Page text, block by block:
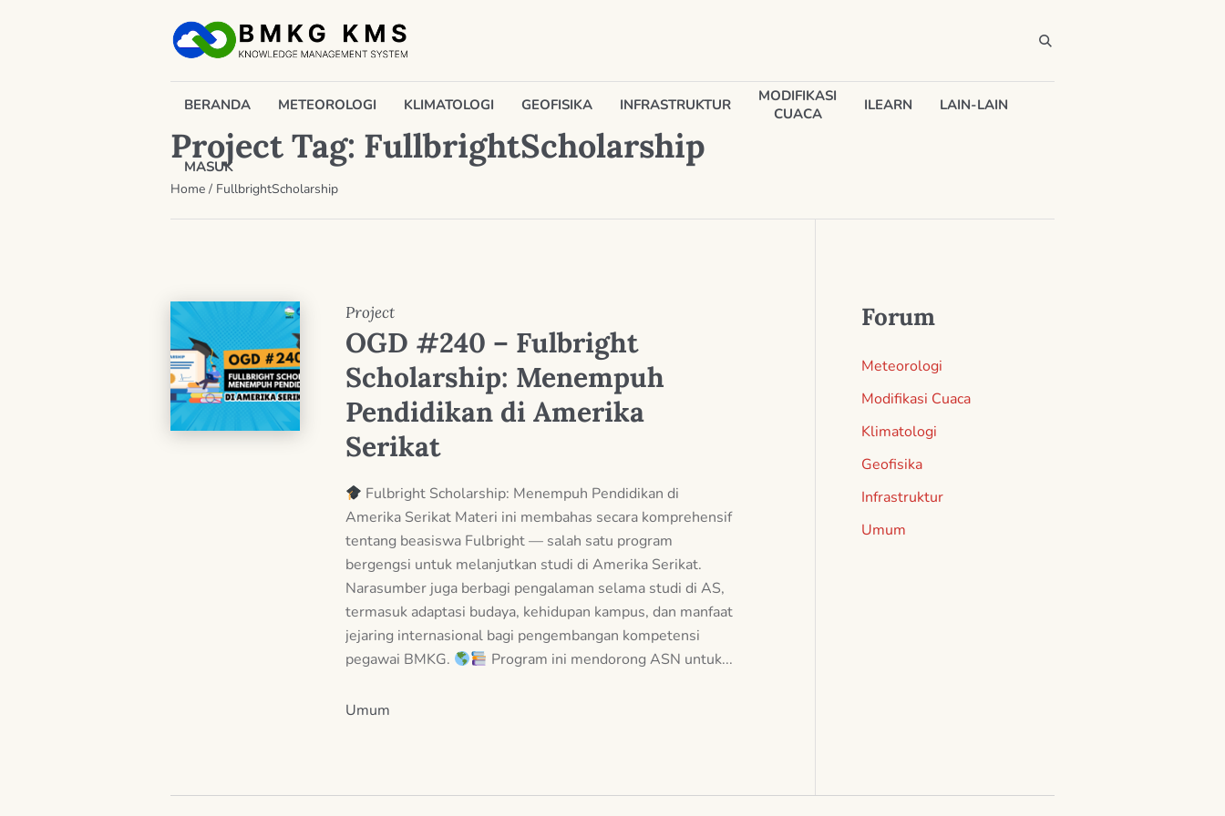
BERANDA METEOROLOGI KLIMATOLOGI GEOFISIKA INFRASTRUKTUR
MODIFIKASI
CUACA
ILEARN LAIN-LAIN
MASUK
Project Tag: FullbrightScholarship
Home / FullbrightScholarship
Project
OGD #240 – Fulbright
Scholarship: Menempuh
Pendidikan di Amerika
Serikat
Fulbright Scholarship: Menempuh Pendidikan di
Amerika Serikat Materi ini membahas secara komprehensif
tentang beasiswa Fulbright — salah satu program
bergengsi untuk melanjutkan studi di Amerika Serikat.
Narasumber juga berbagi pengalaman selama studi di AS,
termasuk adaptasi budaya, kehidupan kampus, dan manfaat
jejaring internasional bagi pengembangan kompetensi
pegawai BMKG.
Program ini mendorong ASN untuk...
Umum
Forum
Meteorologi
Modifikasi Cuaca
Klimatologi
Geofisika
Infrastruktur
Umum